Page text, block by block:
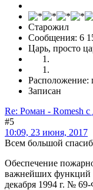
Старожил
Сообщения: 6
Царь, просто
Расположение:
Записан
Re: Роман - Romesh
#5
10:09, 23 июня, 2017
Всем большой
Обеспечение
важнейших функций
декабря 1994 г. №